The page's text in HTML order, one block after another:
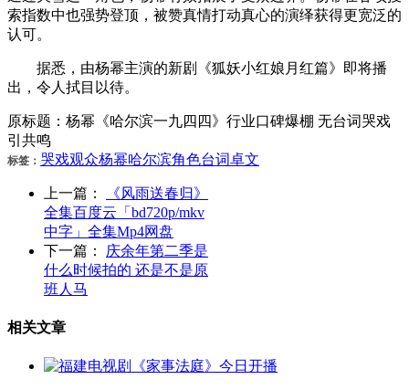
索指数中也强势登顶，被赞真情打动真心的演绎获得更宽泛的
认可。
据悉，由杨幂主演的新剧《狐妖小红娘月红篇》即将播
出，令人拭目以待。
原标题：杨幂《哈尔滨一九四四》行业口碑爆棚 无台词哭戏
引共鸣
标签： 哭戏观众杨幂哈尔滨角色台词卓文
上一篇：
《风雨送春归》
全集百度云「bd720p/mkv
中字」全集Mp4网盘
下一篇：
庆余年第二季是
什么时候拍的 还是不是原
班人马
相关文章